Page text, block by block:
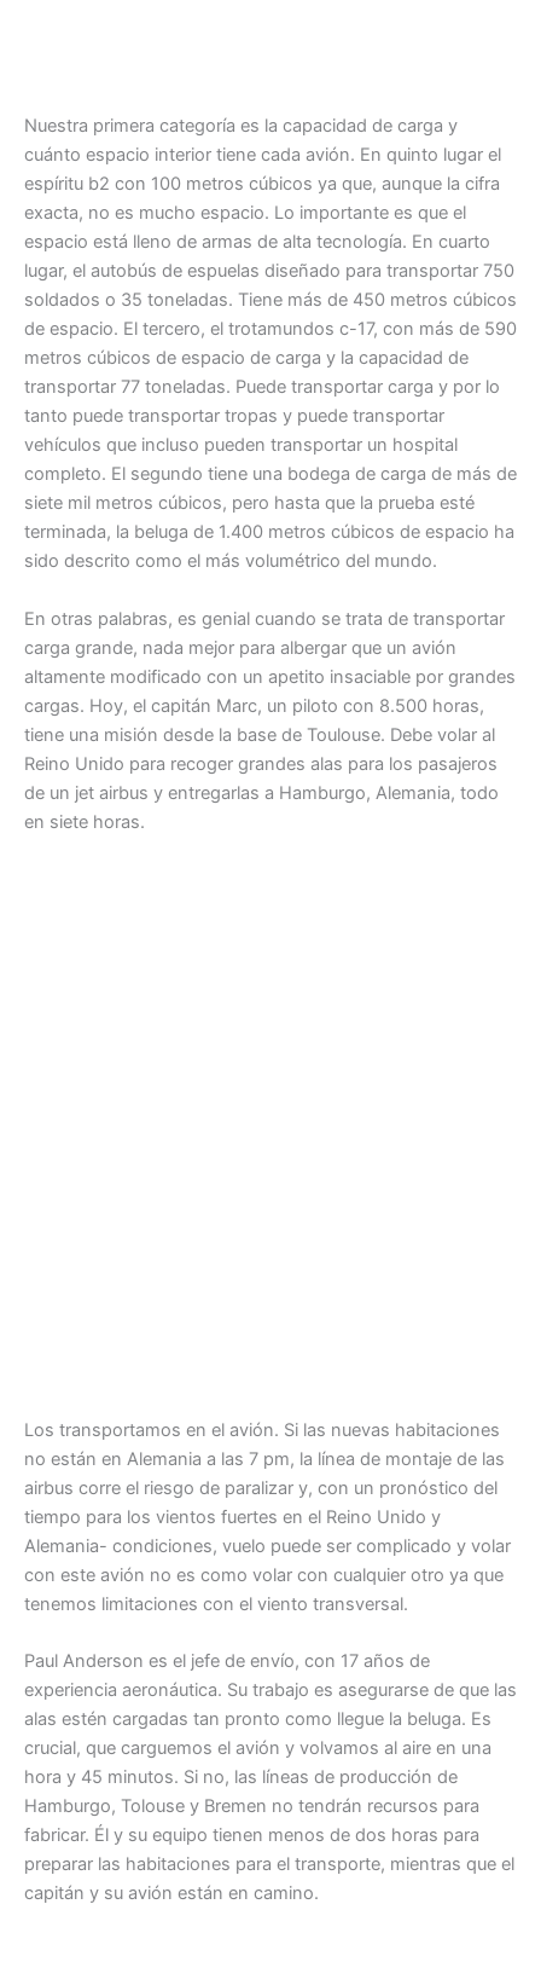
Nuestra primera categoría es la capacidad de carga y
cuánto espacio interior tiene cada avión. En quinto lugar el
espíritu b2 con 100 metros cúbicos ya que, aunque la cifra
exacta, no es mucho espacio. Lo importante es que el
espacio está lleno de armas de alta tecnología. En cuarto
lugar, el autobús de espuelas diseñado para transportar 750
soldados o 35 toneladas. Tiene más de 450 metros cúbicos
de espacio. El tercero, el trotamundos c-17, con más de 590
metros cúbicos de espacio de carga y la capacidad de
transportar 77 toneladas. Puede transportar carga y por lo
tanto puede transportar tropas y puede transportar
vehículos que incluso pueden transportar un hospital
completo. El segundo tiene una bodega de carga de más de
siete mil metros cúbicos, pero hasta que la prueba esté
terminada, la beluga de 1.400 metros cúbicos de espacio ha
sido descrito como el más volumétrico del mundo.
En otras palabras, es genial cuando se trata de transportar
carga grande, nada mejor para albergar que un avión
altamente modificado con un apetito insaciable por grandes
cargas. Hoy, el capitán Marc, un piloto con 8.500 horas,
tiene una misión desde la base de Toulouse. Debe volar al
Reino Unido para recoger grandes alas para los pasajeros
de un jet airbus y entregarlas a Hamburgo, Alemania, todo
en siete horas.
Los transportamos en el avión. Si las nuevas habitaciones
no están en Alemania a las 7 pm, la línea de montaje de las
airbus corre el riesgo de paralizar y, con un pronóstico del
tiempo para los vientos fuertes en el Reino Unido y
Alemania- condiciones, vuelo puede ser complicado y volar
con este avión no es como volar con cualquier otro ya que
tenemos limitaciones con el viento transversal.
Paul Anderson es el jefe de envío, con 17 años de
experiencia aeronáutica. Su trabajo es asegurarse de que las
alas estén cargadas tan pronto como llegue la beluga. Es
crucial, que carguemos el avión y volvamos al aire en una
hora y 45 minutos. Si no, las líneas de producción de
Hamburgo, Tolouse y Bremen no tendrán recursos para
fabricar. Él y su equipo tienen menos de dos horas para
preparar las habitaciones para el transporte, mientras que el
capitán y su avión están en camino.